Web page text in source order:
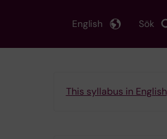
Sök
English
This syllabus in English